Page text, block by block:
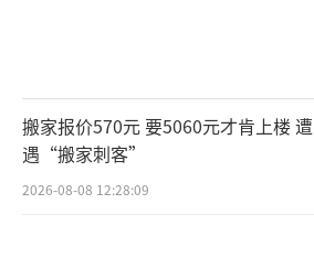
搬家报价570元 要5060元才肯上楼 遭
遇“搬家刺客”
2026-08-08 12:28:09